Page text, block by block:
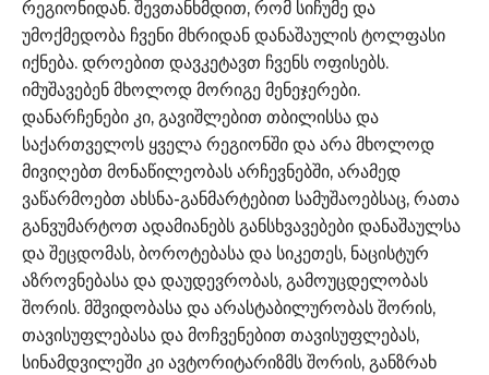
რეგიონიდან. შევთანხმდით, რომ სიჩუმე და
უმოქმედობა ჩვენი მხრიდან დანაშაულის ტოლფასი
იქნება. დროებით დავკეტავთ ჩვენს ოფისებს.
იმუშავებენ მხოლოდ მორიგე მენეჯერები.
დანარჩენები კი, გავიშლებით თბილისსა და
საქართველოს ყველა რეგიონში და არა მხოლოდ
მივიღებთ მონაწილეობას არჩევნებში, არამედ
ვაწარმოებთ ახსნა-განმარტებით სამუშაოებსაც, რათა
განვუმარტოთ ადამიანებს განსხვავებები დანაშაულსა
და შეცდომას, ბოროტებასა და სიკეთეს, ნაცისტურ
აზროვნებასა და დაუდევრობას, გამოუცდელობას
შორის. მშვიდობასა და არასტაბილურობას შორის,
თავისუფლებასა და მოჩვენებით თავისუფლებას,
სინამდვილეში კი ავტორიტარიზმს შორის, განზრახ